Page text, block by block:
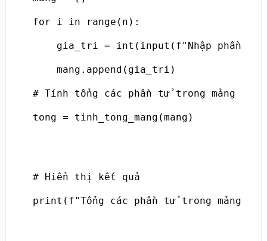
for i in range(n):
gia_tri = int(input(f"Nhập phần tử
mang.append(gia_tri)
# Tính tổng các phần tử trong mảng
tong = tinh_tong_mang(mang)
# Hiển thị kết quả
print(f"Tổng các phần tử trong mảng